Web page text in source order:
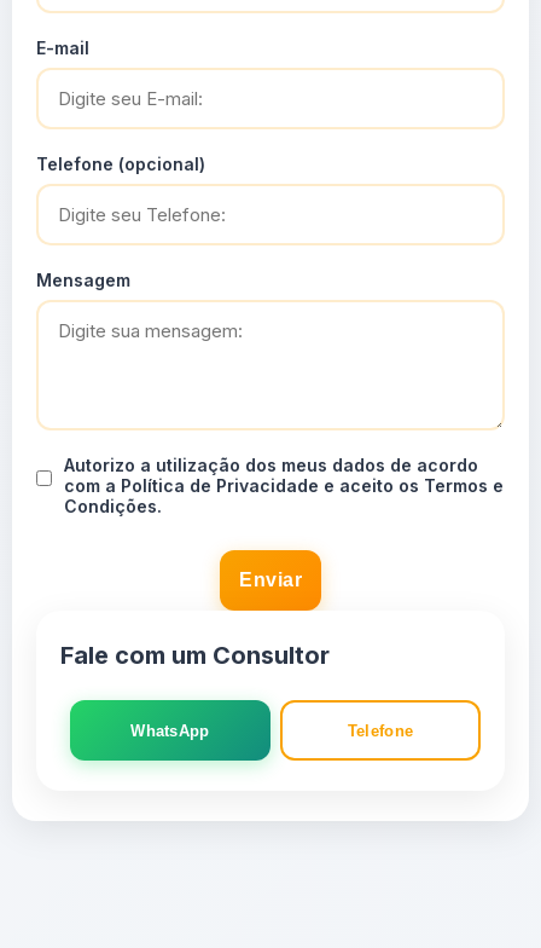
E-mail
Telefone (opcional)
Mensagem
Autorizo a utilização dos meus dados de acordo
com a Política de Privacidade e aceito os Termos e
Condições.
Enviar
Fale com um Consultor
WhatsApp Telefone